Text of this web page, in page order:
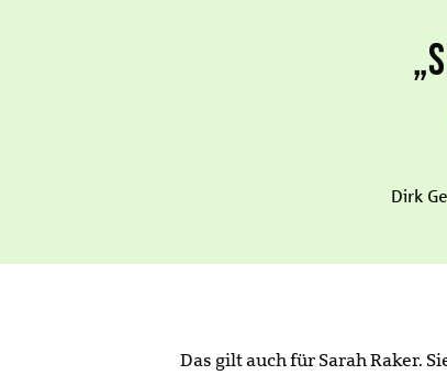
Dirk
Das gilt auch für Sarah Raker.